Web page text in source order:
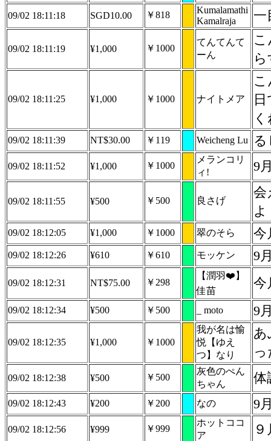
09/02 18:11:18 SGD10.00 ￥818
Kumalamathi
Kamalraja
一
09/02 18:11:19 ¥1,000 ￥1000
てんてんて
ーん
09/02 18:11:25 ¥1,000 ￥1000 ナイトメア
09/02 18:11:39 NT$30.00 ￥119 Weicheng Lu
09/02 18:11:52 ¥1,000 ￥1000
メランコリ
ィ!
9
09/02 18:11:55 ¥500 ￥500 良さげ
会
09/02 18:12:05 ¥1,000 ￥1000 翠のそら 今
09/02 18:12:26 ¥610 ￥610 モッケン 9
09/02 18:12:31 NT$75.00 ￥298
【潤羽❤️】
佳苗
今
09/02 18:12:34 ¥500 ￥500 _ moto 9
09/02 18:12:35 ¥1,000 ￥1000
我が名は愉
悦【ゆえ
つ】なり
あ
09/02 18:12:38 ¥500 ￥500
灰色のぺん
ちゃん
体
09/02 18:12:43 ¥200 ￥200 なの 9
09/02 18:12:56 ¥999 ￥999
ホットココ
ア